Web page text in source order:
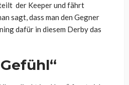
der Keeper und fährt
sagt, dass man den Gegner
dafür in diesem Derby das